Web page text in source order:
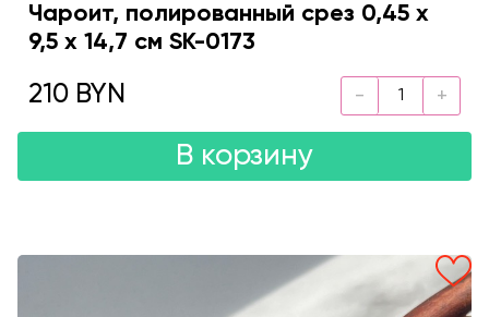
Чароит, полированный срез 0,45 х
9,5 х 14,7 см SK-0173
210 BYN
В корзину